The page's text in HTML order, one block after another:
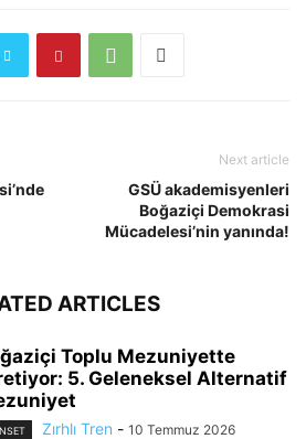
Next article
GSÜ akademisyenleri
Boğaziçi Demokrasi
Mücadelesi’nin yanında!
ARTICLES
Toplu Mezuniyette
5. Geleneksel Alternatif
Zırhlı Tren - 10 Temmuz 2026